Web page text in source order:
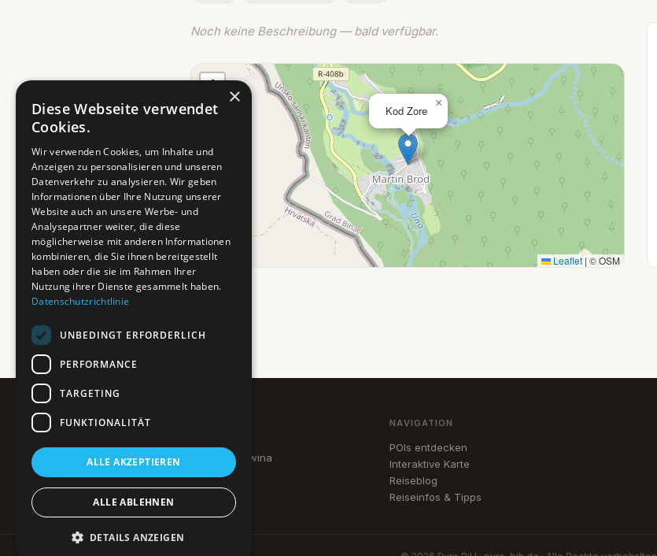
Noch keine Beschreibung — bald verfügbar.
Kod Zore
×
+
−
Leaflet | © OSM
Pure BiH
Authentisches Bosnien & Herzegowina
Ein Teil des BTP Reise-Netzwerks.
NAVIGATION
POIs entdecken
Interaktive Karte
Reiseblog
Reiseinfos & Tipps
×
Diese Webseite verwendet
Cookies.
Wir verwenden Cookies, um Inhalte und
Anzeigen zu personalisieren und unseren
Datenverkehr zu analysieren. Wir geben
Informationen über Ihre Nutzung unserer
Website auch an unsere Werbe- und
Analysepartner weiter, die diese
möglicherweise mit anderen Informationen
kombinieren, die Sie ihnen bereitgestellt
haben oder die sie im Rahmen Ihrer
Nutzung ihrer Dienste gesammelt haben.
Datenschutzrichtlinie
UNBEDINGT ERFORDERLICH
PERFORMANCE
TARGETING
FUNKTIONALITÄT
ALLE AKZEPTIEREN
ALLE ABLEHNEN
DETAILS ANZEIGEN